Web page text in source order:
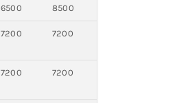
6500 8500
7200 7200
7200 7200